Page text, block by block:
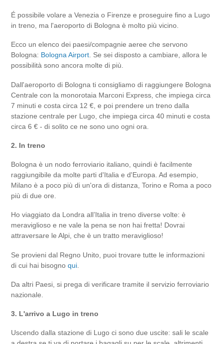
É possibile volare a Venezia o Firenze e proseguire fino a Lugo
in treno, ma l'aeroporto di Bologna è molto più vicino.
Ecco un elenco dei paesi/compagnie aeree che servono
Bologna: Bologna Airport. Se sei disposto a cambiare, allora le
possibilità sono ancora molte di più.
Dall'aeroporto di Bologna ti consigliamo di raggiungere Bologna
Centrale con la monorotaia Marconi Express, che impiega circa
7 minuti e costa circa 12 €, e poi prendere un treno dalla
stazione centrale per Lugo, che impiega circa 40 minuti e costa
circa 6 € - di solito ce ne sono uno ogni ora.
2. In treno
Bologna è un nodo ferroviario italiano, quindi è facilmente
raggiungibile da molte parti d'Italia e d'Europa. Ad esempio,
Milano è a poco più di un'ora di distanza, Torino e Roma a poco
più di due ore.
Ho viaggiato da Londra all’Italia in treno diverse volte: è
meraviglioso e ne vale la pena se non hai fretta! Dovrai
attraversare le Alpi, che è un tratto meraviglioso!
Se provieni dal Regno Unito, puoi trovare tutte le informazioni
di cui hai bisognoqui
Da altri Paesi, si prega di verificare tramite il servizio ferroviario
nazionale.
3. L'arrivo a Lugo in treno
Uscendo dalla stazione di Lugo ci sono due uscite: sali le scale